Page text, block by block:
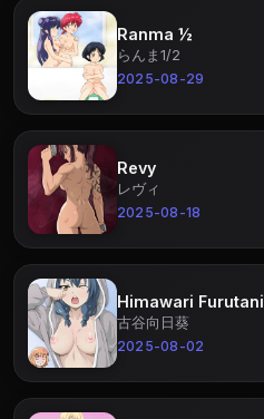
Ranma ½
らんま1/2
2025-08-29
Revy
レヴィ
2025-08-18
Himawari Furutani
古谷向日葵
2025-08-02